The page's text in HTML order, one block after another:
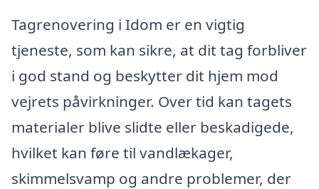
Tagrenovering i Idom er en vigtig
tjeneste, som kan sikre, at dit tag forbliver
i god stand og beskytter dit hjem mod
vejrets påvirkninger. Over tid kan tagets
materialer blive slidte eller beskadigede,
hvilket kan føre til vandlækager,
skimmelsvamp og andre problemer, der